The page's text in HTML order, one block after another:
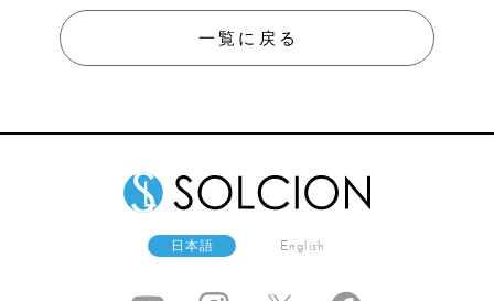
一覧に戻る
日本語 English